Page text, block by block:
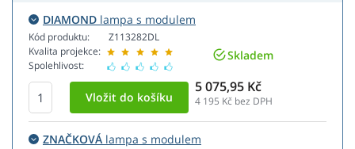
DIAMOND lampa s modulem
Kód produktu:
Kvalita projekce:
Spolehlivost:
Z113282DL
Skladem
5 075,95 Kč
4 195 Kč bez DPH
ZNAČKOVÁ lampa s modulem